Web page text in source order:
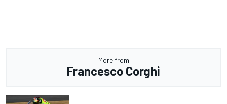
More from
Francesco Corghi